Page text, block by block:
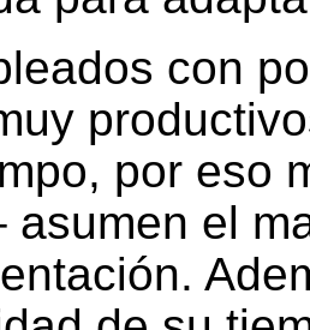
con
por eso
asumen el